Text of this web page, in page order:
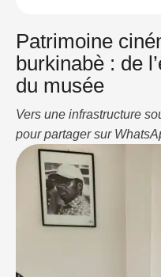
Patrimoine
burkinabè : de
du musée
Vers une infrastructure
pour partager sur
fenêtre) WhatsApp
LinkedIn(ouvre dans une
J’aime ça :J’aime